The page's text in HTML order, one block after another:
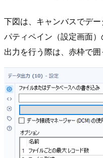
下図は、キャンバスでデ
パティペイン（設定画面
出力を行う際は、赤枠で囲